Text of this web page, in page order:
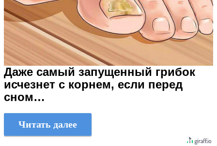
Даже самый запущенный грибок
исчезнет с корнем, если перед
сном…
Читать далее